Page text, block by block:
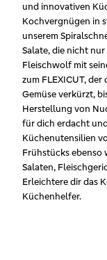
und innovativen
Kochvergnügen in
unserem
Salate, die nicht
Fleischwolf mit
zum FLEXICUT,
Gemüse verkürzt,
Herstellung von
für dich erdacht
Küchenutensilien
Frühstücks ebenso
Salaten,
Erleichtere dir das
Küchenhelfer.